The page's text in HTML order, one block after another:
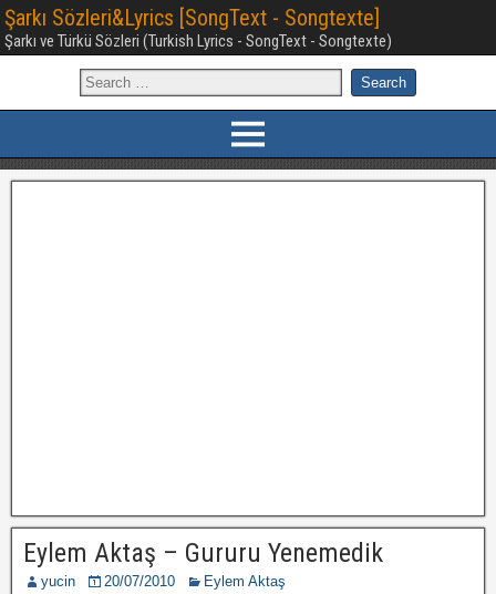
Şarkı Sözleri&Lyrics [SongText - Songtexte]
Şarkı ve Türkü Sözleri (Turkish Lyrics - SongText - Songtexte)
Eylem Aktaş – Gururu Yenemedik
yucin 20/07/2010 Eylem Aktaş